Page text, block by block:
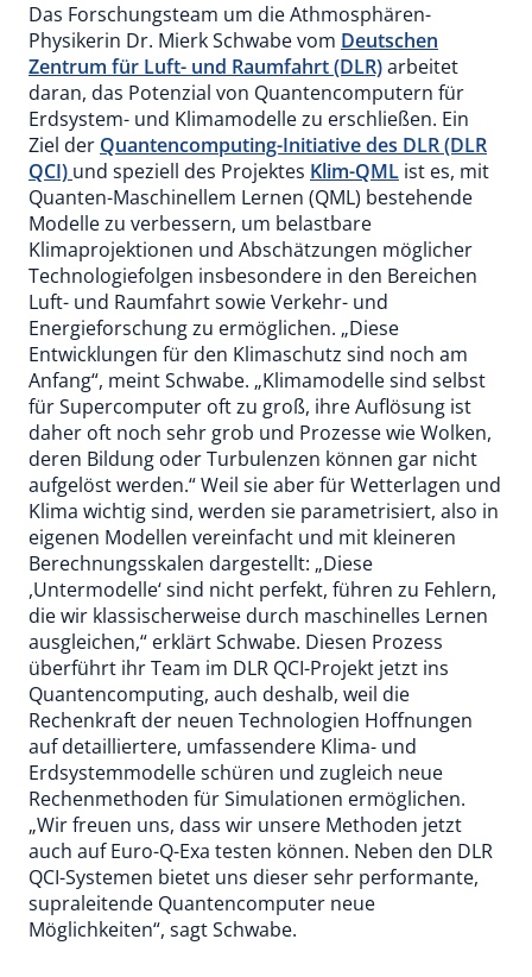
Das Forschungsteam um die Athmosphären-
Physikerin Dr. Mierk Schwabe vom Deutschen
Zentrum für Luft- und Raumfahrt (DLR)arbeitet
daran, das Potenzial von Quantencomputern für
Erdsystem- und Klimamodelle zu erschließen. Ein
Ziel der Quantencomputing-Initiative des DLR (DLR
QCI) und speziell des Projektes Klim-QML ist es, mit
Quanten-Maschinellem Lernen (QML) bestehende
Modelle zu verbessern, um belastbare
Klimaprojektionen und Abschätzungen möglicher
Technologiefolgen insbesondere in den Bereichen
Luft- und Raumfahrt sowie Verkehr- und
Energieforschung zu ermöglichen. „Diese
Entwicklungen für den Klimaschutz sind noch am
Anfang“, meint Schwabe. „Klimamodelle sind selbst
für Supercomputer oft zu groß, ihre Auflösung ist
daher oft noch sehr grob und Prozesse wie Wolken,
deren Bildung oder Turbulenzen können gar nicht
aufgelöst werden.“ Weil sie aber für Wetterlagen und
Klima wichtig sind, werden sie parametrisiert, also in
eigenen Modellen vereinfacht und mit kleineren
Berechnungsskalen dargestellt: „Diese
,Untermodelle‘ sind nicht perfekt, führen zu Fehlern,
die wir klassischerweise durch maschinelles Lernen
ausgleichen,“ erklärt Schwabe. Diesen Prozess
überführt ihr Team im DLR QCI-Projekt jetzt ins
Quantencomputing, auch deshalb, weil die
Rechenkraft der neuen Technologien Hoffnungen
auf detailliertere, umfassendere Klima- und
Erdsystemmodelle schüren und zugleich neue
Rechenmethoden für Simulationen ermöglichen.
„Wir freuen uns, dass wir unsere Methoden jetzt
auch auf Euro-Q-Exa testen können. Neben den DLR
QCI-Systemen bietet uns dieser sehr performante,
supraleitende Quantencomputer neue
Möglichkeiten“, sagt Schwabe.